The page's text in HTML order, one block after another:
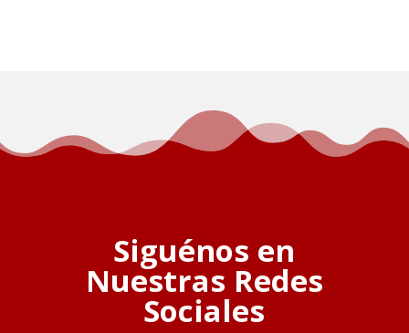
Siguénos en
Nuestras Redes
Sociales